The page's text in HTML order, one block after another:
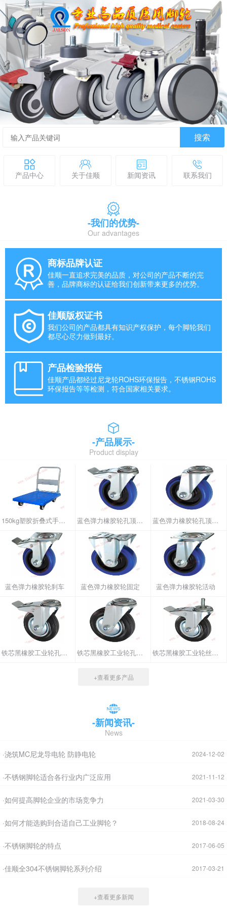
搜索
产品中心 关于佳顺 新闻资讯 联系我们
-我们的优势-
Our advantages
商标品牌认证
佳顺一直追求完美的品质，对公司的产品不断的完
善，品牌商标的认证给我们创新带来更多的优势。
佳顺版权证书
我们公司的产品都具有知识产权保护，每个脚轮我们
都尽心尽力做到最好。
产品检验报告
佳顺产品都经过尼龙轮ROHS环保报告，不锈钢ROHS
环保报告等等检测，符合国家相关要求。
-产品展示-
Product display
150kg塑胶折叠式手推车 蓝色弹力橡胶轮孔顶刹车 蓝色弹力橡胶轮孔顶活动
蓝色弹力橡胶轮刹车 蓝色弹力橡胶轮固定 蓝色弹力橡胶轮活动
铁芯黑橡胶工业轮孔顶刹车 铁芯黑橡胶工业轮孔顶活动 铁芯黑橡胶工业轮丝杆刹车
+查看更多产品
-新闻资讯-
News
2024-12-02
·浇筑MC尼龙导电轮 防静电轮
2021-11-12
·不锈钢脚轮适合各行业内广泛应用
2021-03-30
·如何提高脚轮企业的市场竞争力
2018-08-24
·如何才能选购到合适自己工业脚轮？
2017-06-05
·不锈钢脚轮的特点
2017-03-21
·佳顺全304不锈钢脚轮系列介绍
+查看更多新闻